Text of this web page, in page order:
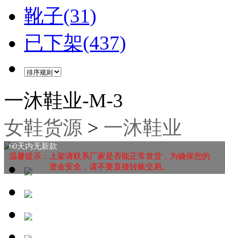
靴子(31)
已下架(437)
一沐鞋业-M-3
女鞋货源 > 一沐鞋业
60天内无新款
温馨提示：上架请联系厂家是否能正常发货，为确保您的
资金安全，请不要直接转账交易。